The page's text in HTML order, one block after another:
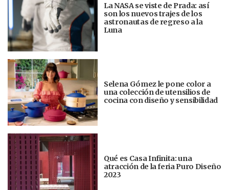
La NASA se viste de Prada: así
son los nuevos trajes de los
astronautas de regreso a la
Luna
Selena Gómez le pone color a
una colección de utensilios de
cocina con diseño y sensibilidad
Qué es Casa Infinita: una
atracción de la feria Puro Diseño
2023